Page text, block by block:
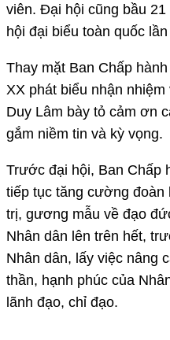
viên. Đại hội cũng bầu
hội đại biểu toàn quốc
Thay mặt Ban Chấp
XX phát biểu nhận
Duy Lâm bày tỏ cảm ơn
gắm niềm tin và kỳ vọng.
Trước đại hội, Ban Chấp
tiếp tục tăng cường
trị, gương mẫu về đạo
Nhân dân lên trên hết,
Nhân dân, lấy việc nâng
thần, hạnh phúc của
lãnh đạo, chỉ đạo.